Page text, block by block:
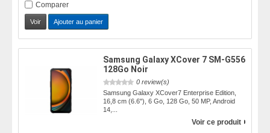
Comparer
Voir Ajouter au panier
Samsung Galaxy XCover 7 SM-G556
128Go Noir
0 review(s)
Samsung Galaxy XCover7 Enterprise Edition,
16,8 cm (6.6"), 6 Go, 128 Go, 50 MP, Android
14,...
Voir ce produit